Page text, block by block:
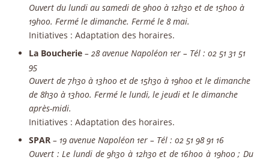
Ouvert du lundi au samedi de 9h00 à 12h30 et de 15h00 à
19h00. Fermé le dimanche. Fermé le 8 mai.
Initiatives : Adaptation des horaires.
La Boucherie – 28 avenue Napoléon 1er – Tél : 02 51 31 51
95
Ouvert de 7h30 à 13h00 et de 15h30 à 19h00 et le dimanche
de 8h30 à 13h00. Fermé le lundi, le jeudi et le dimanche
après-midi.
Initiatives : Adaptation des horaires.
SPAR – 19 avenue Napoléon 1er – Tél : 02 51 98 91 16
Ouvert : Le lundi de 9h30 à 12h30 et de 16h00 à 19h00 ; Du